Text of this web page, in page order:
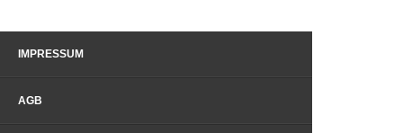
IMPRESSUM
AGB